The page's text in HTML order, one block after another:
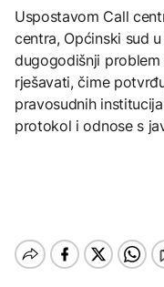
Uspostavom Call
centra, Općinski sud
dugogodišnji
rješavati, čime
pravosudnih
protokol i odnose s